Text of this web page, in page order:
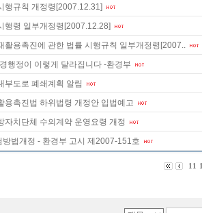
행규칙 개정령[2007.12.31]
행령 일부개정령[2007.12.28]
활용촉진에 관한 법률 시행규칙 일부개정령[2007..
행정이 이렇게 달라집니다 -환경부
부도로 폐쇄계획 알림
용촉진법 하위법령 개정안 입법예고
자치단체 수의계약 운영요령 개정
방법개정 - 환경부 고시 제2007-151호
11